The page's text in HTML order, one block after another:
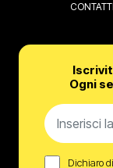
CONTATTI
Ogni
Dichiaro